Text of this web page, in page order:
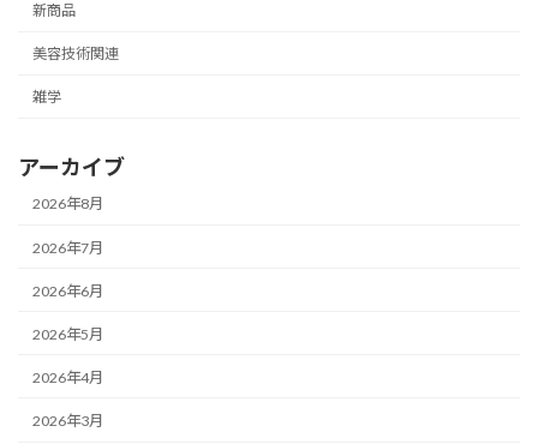
新商品
美容技術関連
雑学
アーカイブ
2026年8月
2026年7月
2026年6月
2026年5月
2026年4月
2026年3月